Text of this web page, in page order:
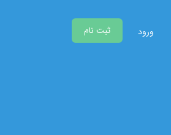
ورود ثبت نام